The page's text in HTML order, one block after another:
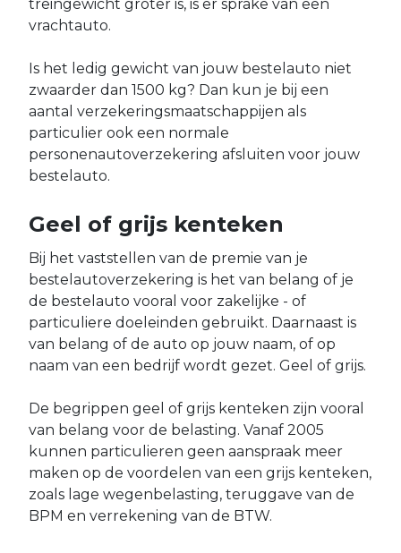
treingewicht groter is, is er sprake van een
vrachtauto.
Is het ledig gewicht van jouw bestelauto niet
zwaarder dan 1500 kg? Dan kun je bij een
aantal verzekeringsmaatschappijen als
particulier ook een normale
personenautoverzekering afsluiten voor jouw
bestelauto.
Geel of grijs kenteken
Bij het vaststellen van de premie van je
bestelautoverzekering is het van belang of je
de bestelauto vooral voor zakelijke - of
particuliere doeleinden gebruikt. Daarnaast is
van belang of de auto op jouw naam, of op
naam van een bedrijf wordt gezet. Geel of grijs.
De begrippen geel of grijs kenteken zijn vooral
van belang voor de belasting. Vanaf 2005
kunnen particulieren geen aanspraak meer
maken op de voordelen van een grijs kenteken,
zoals lage wegenbelasting, teruggave van de
BPM en verrekening van de BTW.